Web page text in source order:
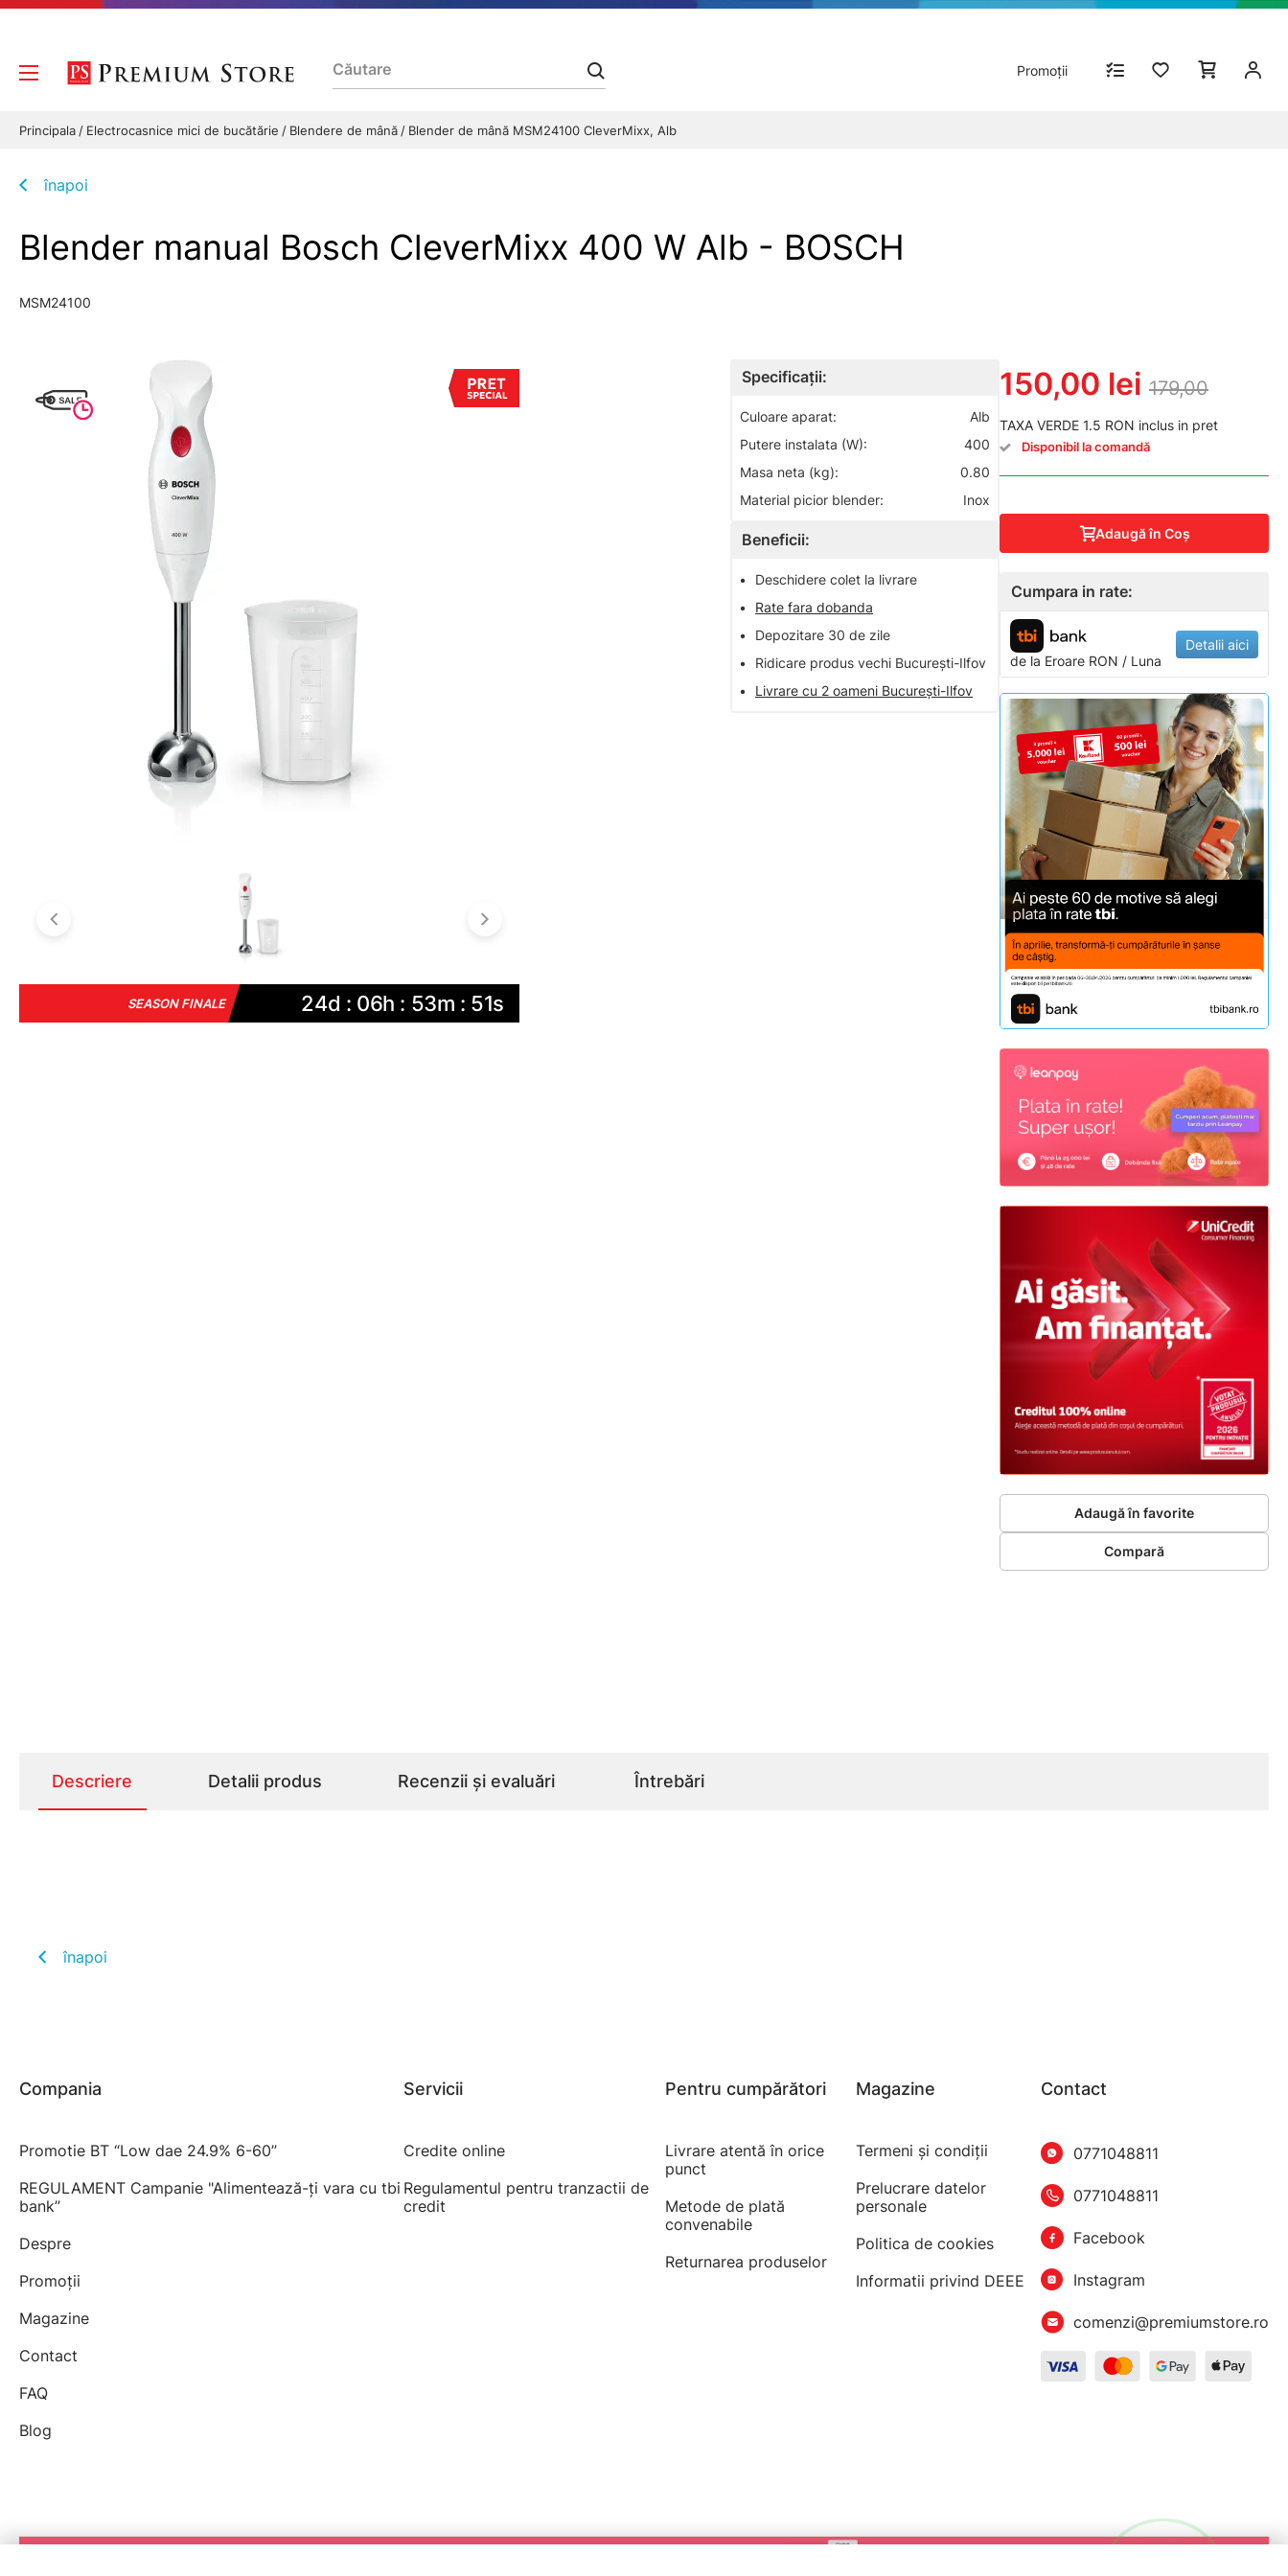
Promoții
Principala Electrocasnice mici de bucătărie Blendere de mână Blender de mână MSM24100 CleverMixx, Alb
înapoi
Blender manual Bosch CleverMixx 400 W Alb - BOSCH
MSM24100
SEASON FINALE 24d : 06h : 53m : 51s
Specificații:
Culoare aparat:
Alb
Putere instalata (W):
400
Masa neta (kg):
0.80
Material picior blender:
Inox
Beneficii:
•
Deschidere colet la livrare
•
Rate fara dobanda
•
Depozitare 30 de zile
•
Ridicare produs vechi București-Ilfov
•
Livrare cu 2 oameni București-Ilfov
150,00 lei 179,00
TAXA VERDE 1.5 RON inclus in pret
Disponibil la comandă
Adaugă în Coş
Cumpara in rate:
de la Eroare RON / Luna
Detalii aici
Adaugă în favorite
Compară
Descriere Detalii produs Recenzii și evaluări Întrebări
înapoi
Compania
Promotie BT “Low dae 24.9% 6-60”
REGULAMENT Campanie "Alimentează-ți vara cu tbi
bank”
Despre
Promoții
Magazine
Contact
FAQ
Blog
Servicii
Credite online
Regulamentul pentru tranzactii de
credit
Pentru cumpărători
Livrare atentă în orice
punct
Metode de plată
convenabile
Returnarea produselor
Magazine
Termeni şi condiţii
Prelucrare datelor
personale
Politica de cookies
Informatii privind DEEE
Contact
0771048811
0771048811
Facebook
Instagram
comenzi@premiumstore.ro